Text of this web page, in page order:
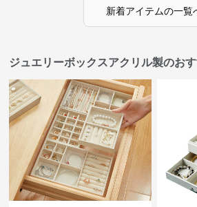
新着アイテムの一覧
ジュエリーボックスアクリル製のお